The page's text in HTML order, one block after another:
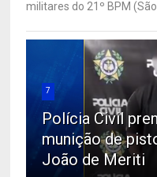
militares do 21º BPM
7
Polícia Civil
munição de
João de Meriti